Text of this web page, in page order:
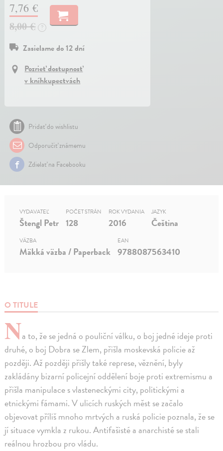
7,76 €
8,00 €
?
Zasielame do 12 dní
Pozrieť dostupnosť
v kníhkupectvách
Pridať do wishlistu
Odporučiť známemu
Zdielať na Facebooku
O TITULE
Na to, že se jedná o pouliční válku, o boj jedné ideje proti
druhé, o boj Dobra se Zlem, přišla moskevská policie až
později. Až později přišly také represe, věznění, byly
zakládány bizarní policejní oddělení boje proti extremismu a
přišla manipulace s vlasteneckými city, politickými a
etnickými fámami. V ulicích ruských měst se začalo
objevovat příliš mnoho mrtvých a ruská policie poznala, že se
jí situace vymkla z rukou. Antifašisté a anarchisté se stali
reálnou hrozbou pro vládu.
VYDAVATEĽ
Štengl Petr
POČET STRÁN
128
ROK VYDANIA
2016
JAZYK
Čeština
VÄZBA
Mäkká väzba / Paperback
EAN
9788087563410